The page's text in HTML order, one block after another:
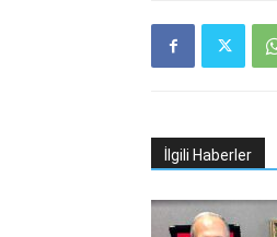
İlgili Haberler